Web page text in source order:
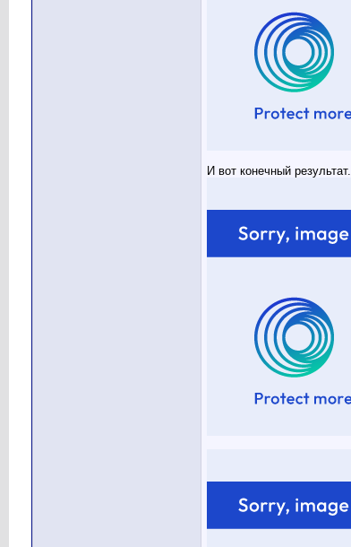
И вот конечный результат.